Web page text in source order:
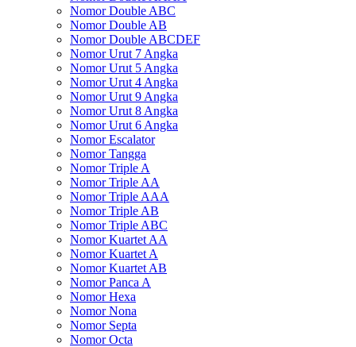
Nomor Double ABC
Nomor Double AB
Nomor Double ABCDEF
Nomor Urut 7 Angka
Nomor Urut 5 Angka
Nomor Urut 4 Angka
Nomor Urut 9 Angka
Nomor Urut 8 Angka
Nomor Urut 6 Angka
Nomor Escalator
Nomor Tangga
Nomor Triple A
Nomor Triple AA
Nomor Triple AAA
Nomor Triple AB
Nomor Triple ABC
Nomor Kuartet AA
Nomor Kuartet A
Nomor Kuartet AB
Nomor Panca A
Nomor Hexa
Nomor Nona
Nomor Septa
Nomor Octa